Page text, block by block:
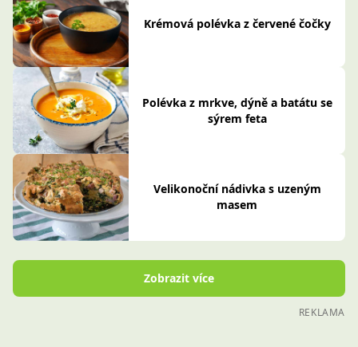
Krémová polévka z červené čočky
Polévka z mrkve, dýně a batátu se
sýrem feta
Velikonoční nádivka s uzeným
masem
Zobrazit více
REKLAMA